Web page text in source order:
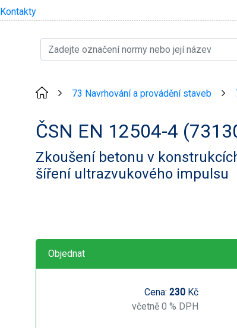
Kontakty
73 Navrhování a provádění staveb
ČSN EN 12504-4
Zkoušení betonu v
šíření ultrazvukového impulsu
Objednat
Cena: 230Kč
včetně 0 % DPH